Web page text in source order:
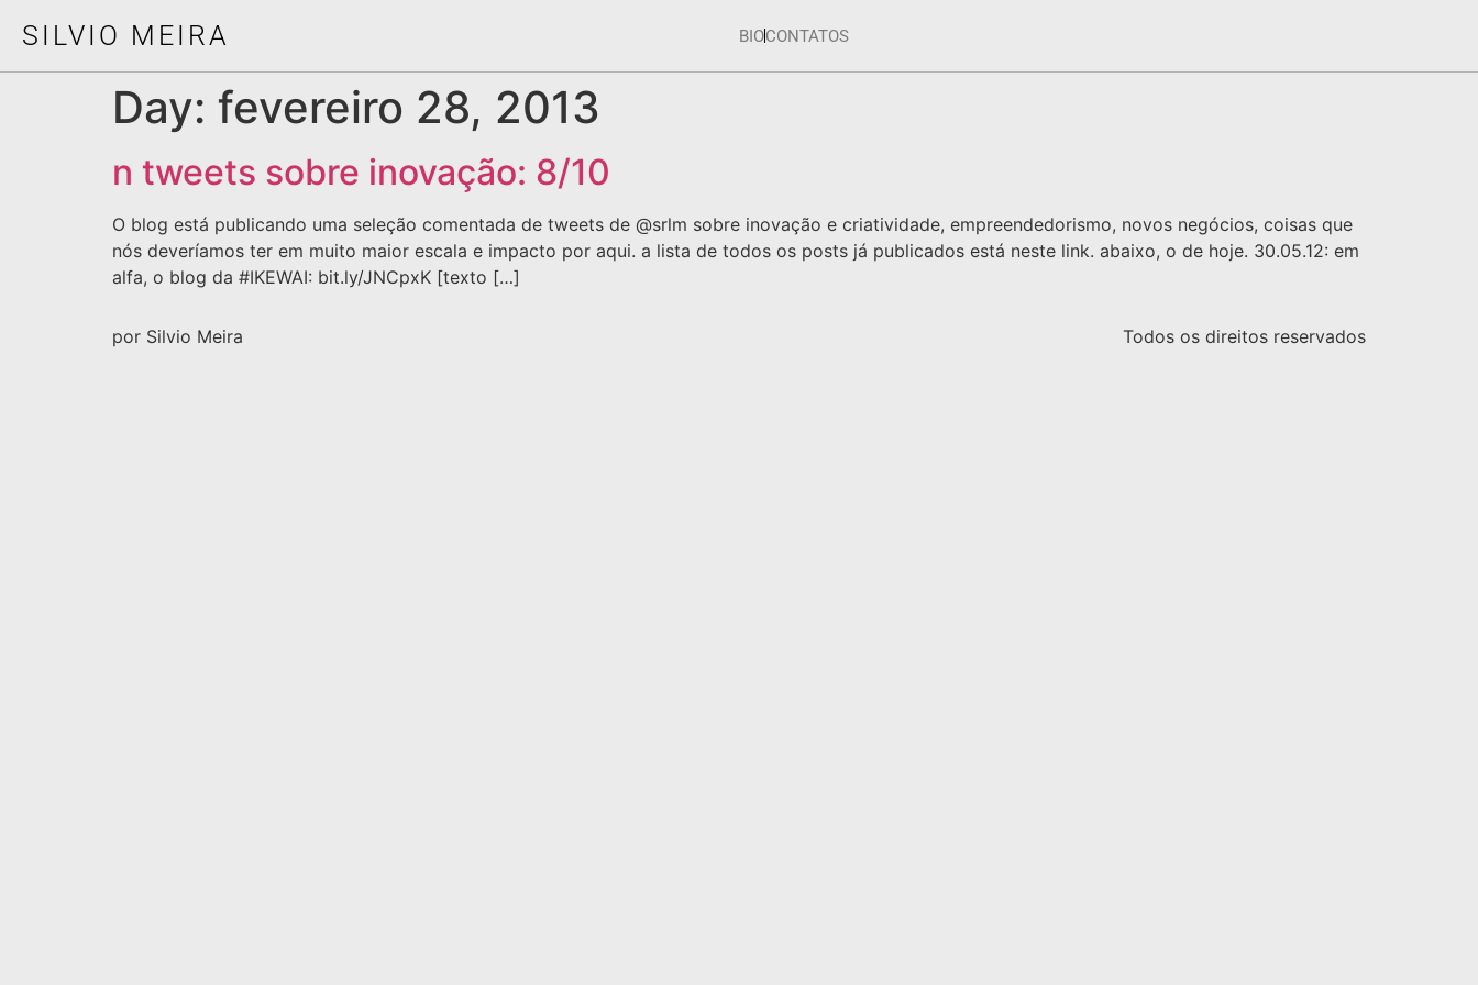
SILVIO MEIRA BIOCONTATOS
Day: fevereiro 28, 2013
n tweets sobre inovação: 8/10
O blog está publicando uma seleção comentada de tweets de @srlm sobre inovação e criatividade, empreendedorismo, novos negócios, coisas que
nós deveríamos ter em muito maior escala e impacto por aqui. a lista de todos os posts já publicados está neste link. abaixo, o de hoje. 30.05.12: em
alfa, o blog da #IKEWAI: bit.ly/JNCpxK [texto […]
por Silvio Meira Todos os direitos reservados